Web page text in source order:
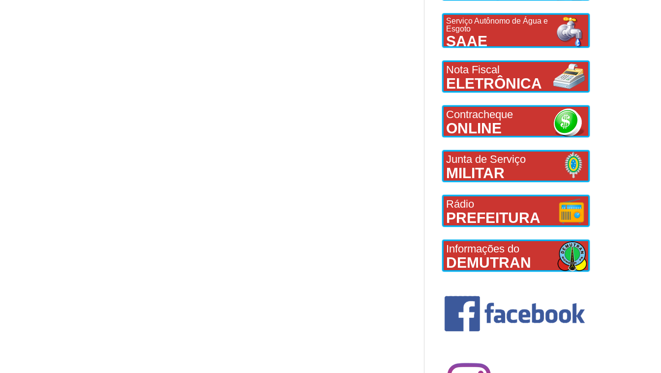
Serviço Autônomo de Água e
Esgoto
SAAE
Nota Fiscal
ELETRÔNICA
Contracheque
ONLINE
Junta de Serviço
MILITAR
Rádio
PREFEITURA
Informações do
DEMUTRAN